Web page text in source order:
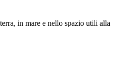
in mare e nello spazio utili alla